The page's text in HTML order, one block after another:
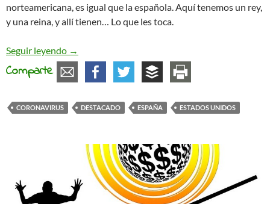
norteamericana, es igual que la española. Aquí tenemos un rey,
y una reina, y allí tienen… Lo que les toca.
Seguir leyendo Una buena gestión de la muerte
→
Comparte
CORONAVIRUS DESTACADO ESPAÑA ESTADOS UNIDOS